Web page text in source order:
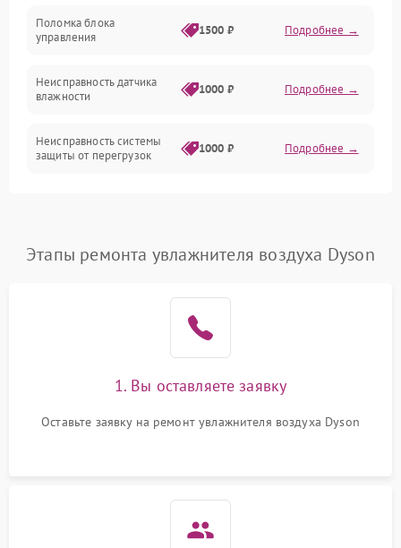
Датчики
Поломка блока
управления
1500 ₽ Подробнее →
Неисправность датчика
влажности
1000 ₽ Подробнее →
Неисправность системы
защиты от перегрузок
1000 ₽ Подробнее →
1000 ₽
Повреждение системы
перенапряжения
1000 ₽
Этапы ремонта увлажнителя воздуха Dyson
1. Вы оставляете заявку
Оставьте заявку на ремонт увлажнителя воздуха Dyson